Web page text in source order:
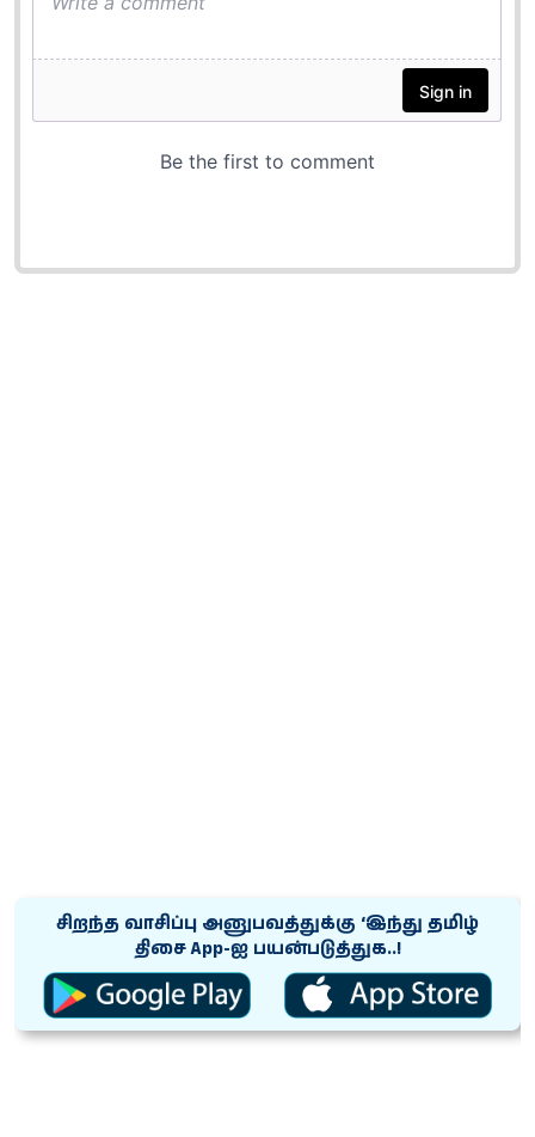
சிறந்த வாசிப்பு அனுபவத்துக்கு ‘இந்து தமிழ்
திசை App-ஐ பயன்படுத்துக..!